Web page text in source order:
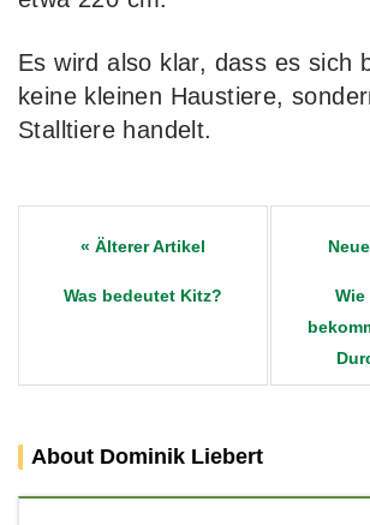
Es wird also klar, dass es sich
keine kleinen Haustiere,
Stalltiere handelt.
Post
navigation
Was bedeutet Kitz?
About Dominik Liebert